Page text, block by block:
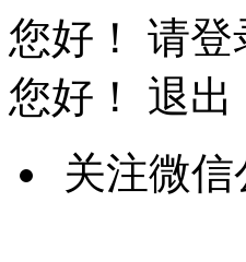
您好！ 请登
您好！ 退出
关注微